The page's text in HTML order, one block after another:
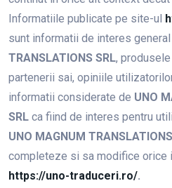
Informatiile publicate pe site-ul
sunt informatii de interes
TRANSLATIONS SRL,
partenerii sai, opiniile
informatii considerate de UNO
SRL ca fiind de interes pentru
UNO MAGNUM
completeze si sa modifice orice
https://uno-traduceri.ro/.